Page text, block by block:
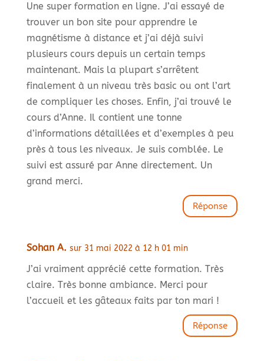
Une super formation en ligne. J’ai essayé de
trouver un bon site pour apprendre le
magnétisme à distance et j’ai déjà suivi
plusieurs cours depuis un certain temps
maintenant. Mais la plupart s’arrêtent
finalement à un niveau très basic ou ont l’art
de compliquer les choses. Enfin, j’ai trouvé le
cours d’Anne. Il contient une tonne
d’informations détaillées et d’exemples à peu
près à tous les niveaux. Je suis comblée. Le
suivi est assuré par Anne directement. Un
grand merci.
Réponse
Sohan A. sur 31 mai 2022 à 12 h 01 min
J’ai vraiment apprécié cette formation. Très
claire. Très bonne ambiance. Merci pour
l’accueil et les gâteaux faits par ton mari !
Réponse